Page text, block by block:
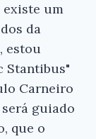
existe um
da
estou
Stantibus"
Carneiro
guiado
que o